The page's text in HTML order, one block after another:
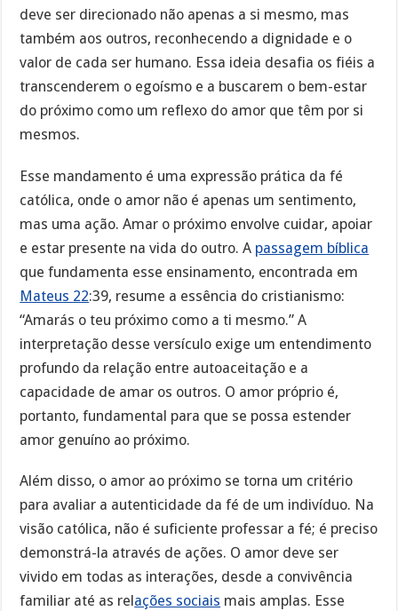
deve ser direcionado não apenas a si mesmo, mas
também aos outros, reconhecendo a dignidade e o
valor de cada ser humano. Essa ideia desafia os fiéis a
transcenderem o egoísmo e a buscarem o bem-estar
do próximo como um reflexo do amor que têm por si
mesmos.
Esse mandamento é uma expressão prática da fé
católica, onde o amor não é apenas um sentimento,
mas uma ação. Amar o próximo envolve cuidar, apoiar
e estar presente na vida do outro. A passagem bíblica
que fundamenta esse ensinamento, encontrada em
Mateus 22:39, resume a essência do cristianismo:
“Amarás o teu próximo como a ti mesmo.” A
interpretação desse versículo exige um entendimento
profundo da relação entre autoaceitação e a
capacidade de amar os outros. O amor próprio é,
portanto, fundamental para que se possa estender
amor genuíno ao próximo.
Além disso, o amor ao próximo se torna um critério
para avaliar a autenticidade da fé de um indivíduo. Na
visão católica, não é suficiente professar a fé; é preciso
demonstrá-la através de ações. O amor deve ser
vivido em todas as interações, desde a convivência
familiar até as rel ações sociais mais amplas. Esse